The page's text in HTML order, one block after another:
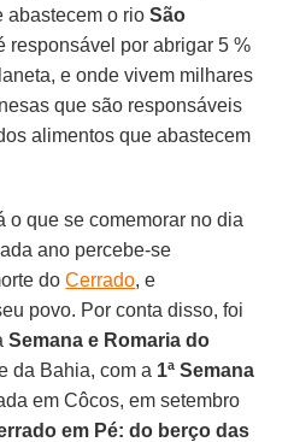
abastecem o rioSão
responsável por abrigar 5 %
e onde vivem milhares
que são responsáveis
alimentos que abastecem
o que se comemorar no dia
ano percebe-se
doCerrado, e
povo. Por conta disso, foi
Semana e Romaria do
da Bahia, com a 1ª Semana
em Côcos, em setembro
em Pé: do berço das